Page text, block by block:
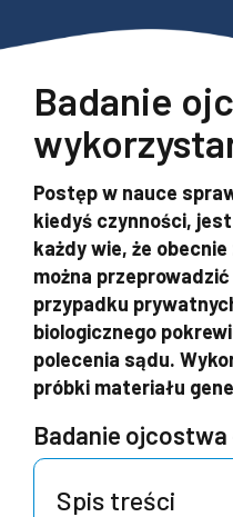
Badanie
Postęp w nauce
kiedyś czynności,
każdy wie, że
można
przypadku
biologicznego
polecenia sądu.
próbki materiału
Badanie ojcostwa
Spis treści